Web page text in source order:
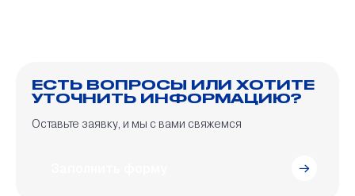
ЕСТЬ ВОПРОСЫ ИЛИ ХОТИТЕ
УТОЧНИТЬ ИНФОРМАЦИЮ?
Оставьте заявку, и мы с вами свяжемся